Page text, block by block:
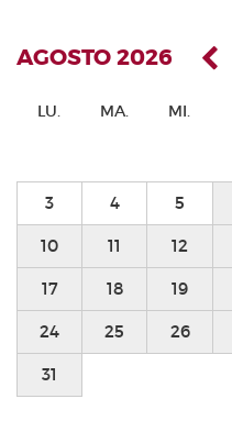
AGOSTO 2026
LU. MA. MI.
3 4 5
10 11 12
17 18 19
24 25 26
31